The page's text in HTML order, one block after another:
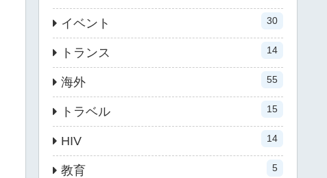
イベント 30
トランス 14
海外 55
トラベル 15
HIV 14
教育 5